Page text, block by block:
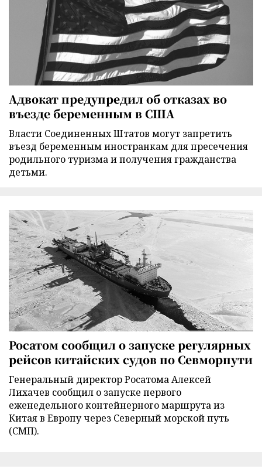
Адвокат предупредил об отказах во
въезде беременным в США
Власти Соединенных Штатов могут запретить
въезд беременным иностранкам для пресечения
родильного туризма и получения гражданства
детьми.
Росатом сообщил о запуске регулярных
рейсов китайских судов по Севморпути
Генеральный директор Росатома Алексей
Лихачев сообщил о запуске первого
еженедельного контейнерного маршрута из
Китая в Европу через Северный морской путь
(СМП).